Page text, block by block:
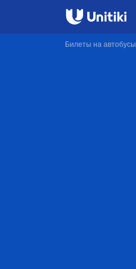
Билеты на автобусы